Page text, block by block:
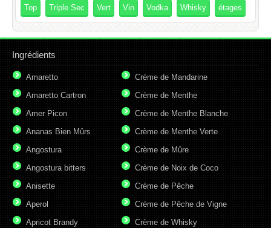
Top Triple Sec Vert Vin Vodka Whisky étages
Ingrédients
Amaretto
Amaretto Cartron
Amer Picon
Ananas Bien Mûrs
Angostura
Angostura bitters
Anisette
Aperol
Apricot Brandy
Crème de Mandarine
Crème de Menthe
Crème de Menthe Blanche
Crème de Menthe Verte
Crème de Mûre
Crème de Noix de Coco
Crème de Pêche
Crème de Pêche de Vigne
Crème de Whisky